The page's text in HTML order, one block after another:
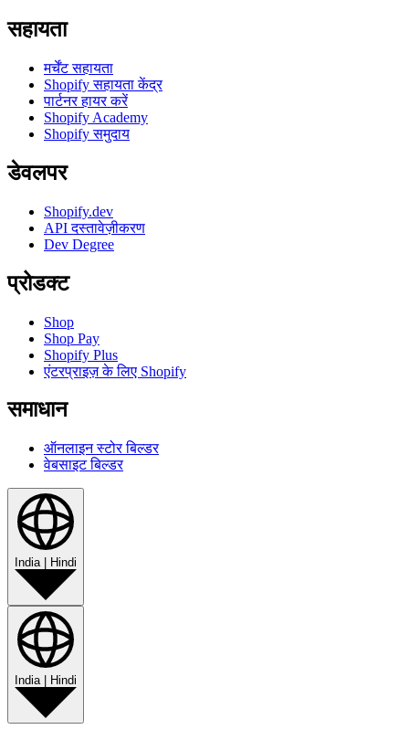
सहायता
मर्चेंट सहायता
Shopify सहायता केंद्र
पार्टनर हायर करें
Shopify Academy
Shopify समुदाय
डेवलपर
Shopify.dev
API दस्तावेज़ीकरण
Dev Degree
प्रोडक्ट
Shop
Shop Pay
Shopify Plus
एंटरप्राइज़ के लिए Shopify
समाधान
ऑनलाइन स्टोर बिल्डर
वेबसाइट बिल्डर
India| Hindi
India| Hindi